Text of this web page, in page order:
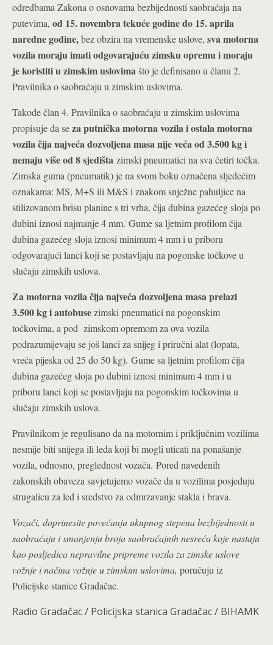
odredbama Zakona o osnovama bezbijednosti saobraćaja na
putevima, od 15. novembra tekuće godine do 15. aprila
naredne godine,bez obzira na vremenske uslove, sva motorna
vozila moraju imati odgovarajuću zimsku opremu i moraju
je koristiti u zimskim uslovimašto je definisano u članu 2.
Pravilnika o saobraćaju u zimskim uslovima.
Takođe član 4. Pravilnika o saobraćaju u zimskim uslovima
propisuje da seza putnička motorna vozila i ostala motorna
vozila čija najveća dozvoljena masa nije veća od 3.500 kg i
nemaju više od 8 sjedišta zimski pneumatici na sva četiri točka.
Zimska guma (pneumatik) je na svom boku označena sljedećim
oznakama: MS, M+S ili M&S i znakom snježne pahuljice na
stilizovanom brisu planine s tri vrha, čija dubina gazećeg sloja po
dubini iznosi najmanje 4 mm. Gume sa ljetnim profilom čija
dubina gazećeg sloja iznosi minimum 4 mm i u priboru
odgovarajući lanci koji se postavljaju na pogonske točkove u
slučaju zimskih uslova.
Za motorna vozilačija najveća dozvoljena masa prelazi
3.500 kg i autobusezimski pneumatici na pogonskim
točkovima, a pod zimskom opremom za ova vozila
podrazumijevaju se još lanci za snijeg i priručni alat (lopata,
vreća pijeska od 25 do 50 kg). Gume sa ljetnim profilom čija
dubina gazećeg sloja po dubini iznosi minimum 4 mm i u
priboru lanci koji se postavljaju na pogonskim točkovima u
slučaju zimskih uslova.
Pravilnikom je regulisano da na motornim i priključnim vozilima
nesmije biti snijega ili leda koji bi mogli uticati na ponašanje
vozila, odnosno, preglednost vozača. Pored navedenih
zakonskih obaveza savjetujemo vozače da u vozilima posjeduju
strugalicu za led i sredstvo za odmrzavanje stakla i brava.
Vozači, doprinesite povećanju ukupnog stepena bezbijednosti u
saobraćaju i smanjenju broja saobraćajnih nesreća koje nastaju
kao posljedica nepravilne pripreme vozila za zimske uslove
vožnje i načina vožnje u zimskim uslovima, poručuju iz
Policijske stanice Gradačac.
Radio Gradačac / Policijska stanica Gradačac / BIHAMK